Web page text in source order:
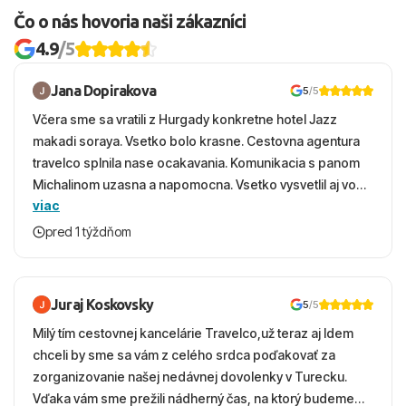
Čo o nás hovoria naši zákazníci
4.9/5
Jana Dopirakova 5/5
Včera sme sa vratili z Hurgady konkretne hotel Jazz
makadi soraya. Vsetko bolo krasne. Cestovna agentura
travelco splnila nase ocakavania. Komunikacia s panom
Michalinom uzasna a napomocna. Vsetko vysvetlil aj vo
vecernych hodinach zaco sa ospravedlnujem. Hotel
krasny, cisty. Sluzby top. Strava, prostredie, more,
viac
pred 1 týždňom
Juraj Koskovsky 5/5
Milý tím cestovnej kancelárie Travelco,už teraz aj Idem
chceli by sme sa vám z celého srdca poďakovať za
zorganizovanie našej nedávnej dovolenky v Turecku.
Vďaka vám sme prežili nádherný čas, na ktorý budeme